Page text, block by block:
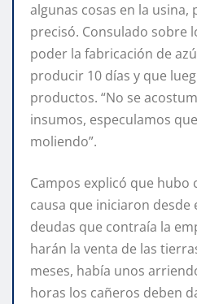
algunas cosas en la usina,
precisó. Consulado sobre
poder la fabricación de
producir 10 días y que
productos. “No se
insumos, especulamos
moliendo”.
Campos explicó que hubo
causa que iniciaron desde
deudas que contraía la
harán la venta de las
meses, había unos
horas los cañeros deben